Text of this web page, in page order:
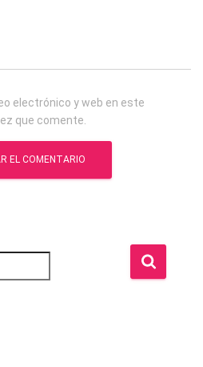
electrónico y web en este
que comente.